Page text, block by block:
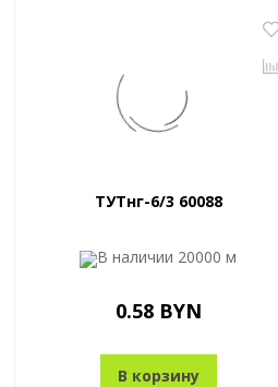
ТУТнг-6/3 60088
В наличии 20000 м
0.58 BYN
В корзину